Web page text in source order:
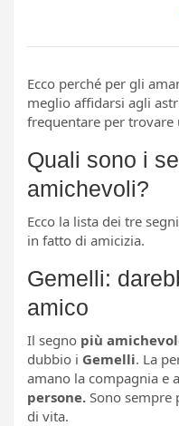
Ecco perché per gli
meglio affidarsi agli
frequentare per trovare
Quali sono i
amichevoli?
Ecco la lista dei tre
in fatto di amicizia.
Gemelli:
amico
Il segno più
dubbio i Gemelli. La
amano la compagnia e
persone. Sono sempre
di vita.